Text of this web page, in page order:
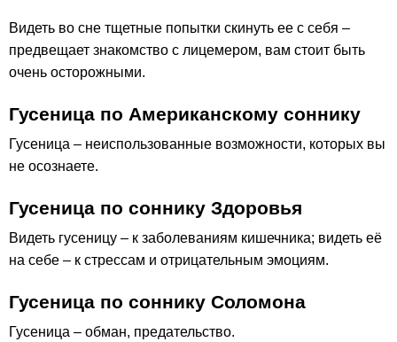
Видеть во сне тщетные попытки скинуть ее с себя –
предвещает знакомство с лицемером, вам стоит быть
очень осторожными.
Гусеница по Американскому соннику
Гусеница – неиспользованные возможности, которых вы
не осознаете.
Гусеница по соннику Здоровья
Видеть гусеницу – к заболеваниям кишечника; видеть её
на себе – к стрессам и отрицательным эмоциям.
Гусеница по соннику Соломона
Гусеница – обман, предательство.